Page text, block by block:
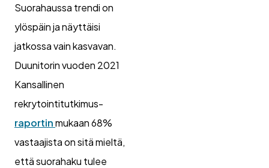
Suorahaussa trendi on
ylöspäin ja näyttäisi
jatkossa vain kasvavan.
Duunitorin vuoden 2021
Kansallinen
rekrytointitutkimus-
raportinmukaan 68%
vastaajista on sitä mieltä,
että suorahaku tulee